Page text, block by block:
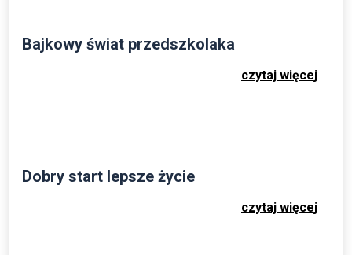
Bajkowy świat przedszkolaka
czytaj więcej
Dobry start lepsze życie
czytaj więcej